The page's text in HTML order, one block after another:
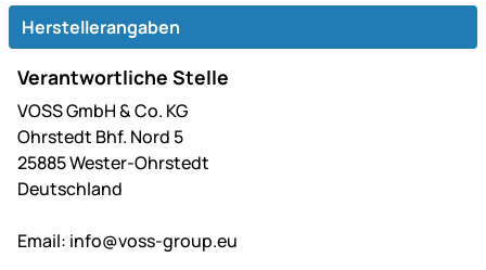
Herstellerangaben
Verantwortliche Stelle
VOSS GmbH & Co. KG
Ohrstedt Bhf. Nord 5
25885 Wester-Ohrstedt
Deutschland
Email: info@voss-group.eu